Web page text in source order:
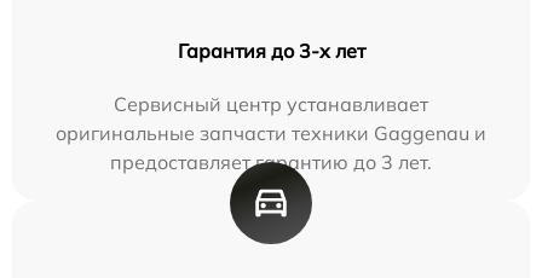
Гарантия до 3-х лет
Сервисный центр устанавливает
оригинальные запчасти техники Gaggenau и
предоставляет гарантию до 3 лет.